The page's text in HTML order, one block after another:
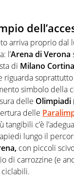
arriva proprio dal
l’Arena di Verona
di Milano
riguarda
simbolo della
delle Olimpiadi
delle
tangibili c’è
lungo il
con piccoli
di carrozzine (e